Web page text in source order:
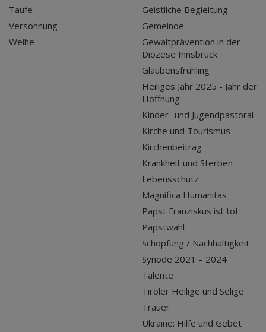
Taufe
Versöhnung
Weihe
Geistliche Begleitung
Gemeinde
Gewaltprävention in der
Diözese Innsbruck
Glaubensfrühling
Heiliges Jahr 2025 - Jahr der
Hoffnung
Kinder- und Jugendpastoral
Kirche und Tourismus
Kirchenbeitrag
Krankheit und Sterben
Lebensschutz
Magnifica Humanitas
Papst Franziskus ist tot
Papstwahl
Schöpfung / Nachhaltigkeit
Synode 2021 – 2024
Talente
Tiroler Heilige und Selige
Trauer
Ukraine: Hilfe und Gebet